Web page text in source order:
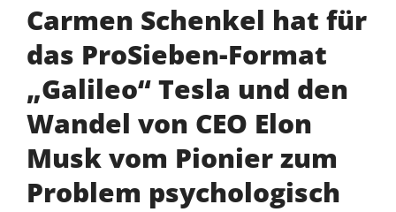
Carmen Schenkel hat für
das ProSieben-Format
„Galileo“ Tesla und den
Wandel von CEO Elon
Musk vom Pionier zum
Problem psychologisch